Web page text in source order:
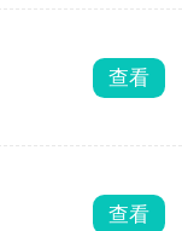
查看
查看